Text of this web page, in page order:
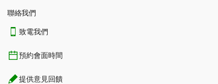
聯絡我們
致電我們
預約會面時間
提供意見回饋